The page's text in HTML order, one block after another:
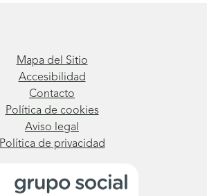
Mapa del Sitio
Accesibilidad
Contacto
Política de cookies
Aviso legal
Política de privacidad